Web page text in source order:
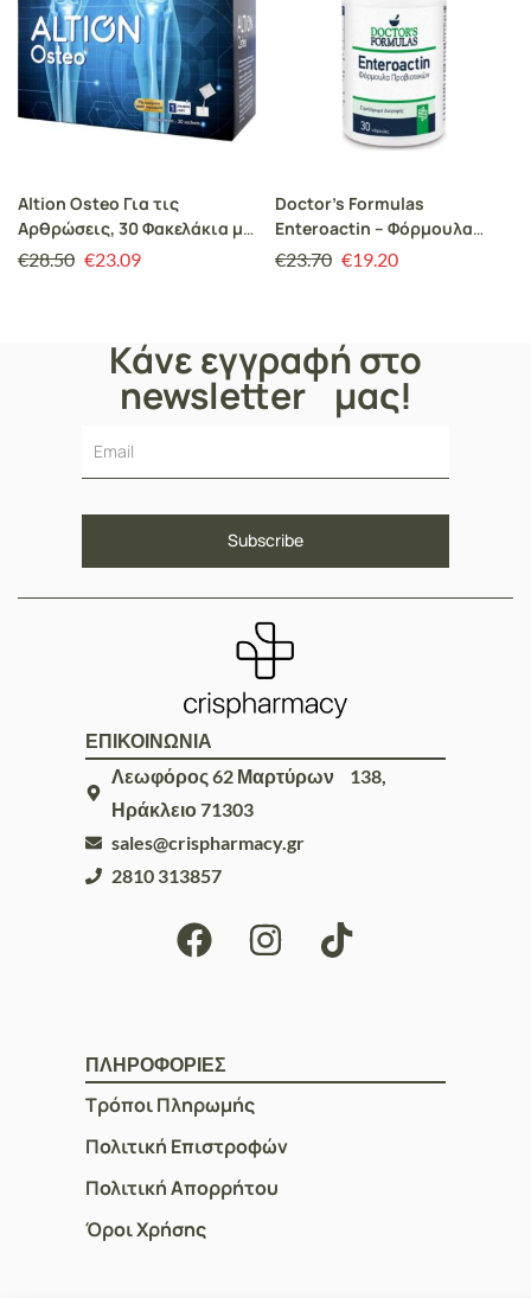
Altion Osteo Για τις
Αρθρώσεις, 30 Φακελάκια με
Γεύση Πορτοκάλι
€28.50 €23.09
Doctor’s Formulas
Enteroactin – Φόρμουλα
Προβιοτικών 30 κάψουλες
€23.70 €19.20
Κάνε εγγραφή στο
newsletter μας!
ΕΠΙΚΟΙΝΩΝΙΑ
Λεωφόρος 62 Μαρτύρων 138,
Ηράκλειο 71303
sales@crispharmacy.gr
2810 313857
ΠΛΗΡΟΦΟΡΙΕΣ
Τρόποι Πληρωμής
Πολιτική Επιστροφών
Πολιτική Απορρήτου
Όροι Χρήσης